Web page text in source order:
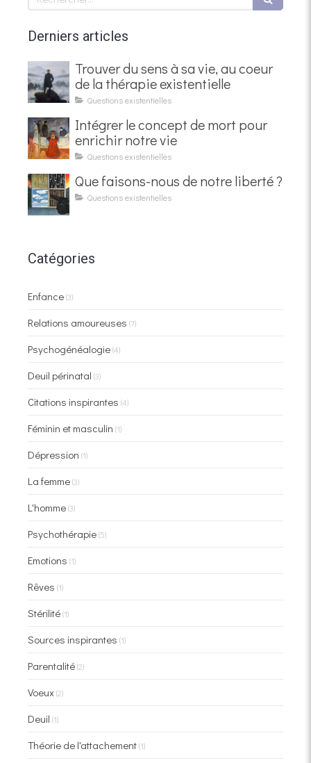
Derniers articles
Trouver du sens à sa vie, au coeur
de la thérapie existentielle
Questions existentielles
Intégrer le concept de mort pour
enrichir notre vie
Questions existentielles
Que faisons-nous de notre liberté ?
Questions existentielles
Catégories
Enfance(3)
Relations amoureuses (7)
Psychogénéalogie(4)
Deuil périnatal (3)
Citations inspirantes (4)
Féminin et masculin (1)
Dépression (1)
La femme(3)
L'homme(3)
Psychothérapie(5)
Emotions (1)
Rêves (1)
Stérilité(1)
Sources inspirantes (1)
Parentalité(2)
Voeux(2)
Deuil (1)
Théorie de l'attachement(1)